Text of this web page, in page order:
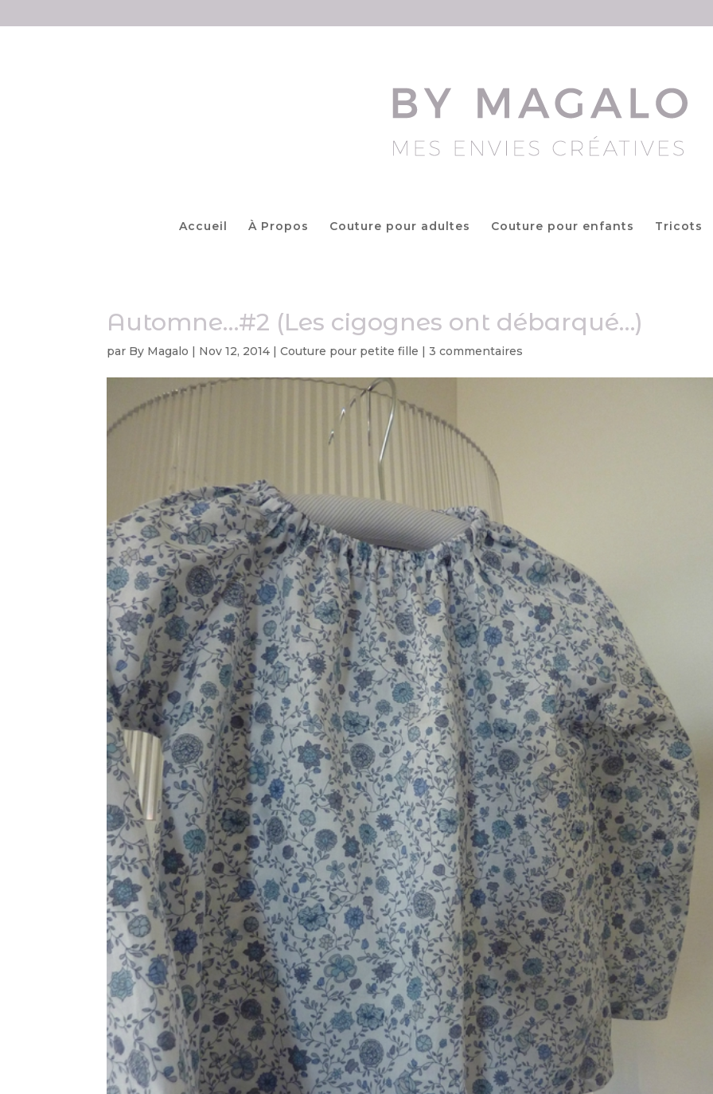
Accueil À Propos Couture pour adultes Couture pour enfants Tricots
Automne…#2 (Les cigognes ont débarqué…)
par By Magalo | Nov 12, 2014 |Couture pour petite fille |3 commentaires